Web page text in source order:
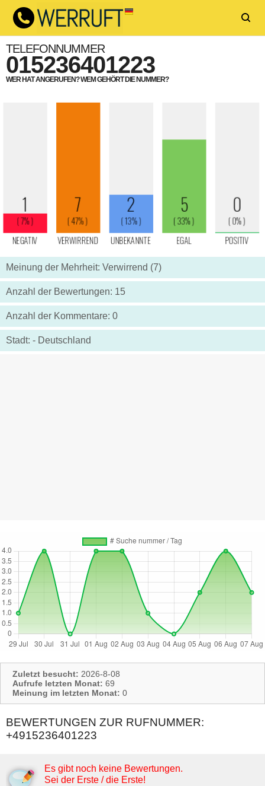
TELEFONNUMMER
015236401223
WER HAT ANGERUFEN? WEM GEHÖRT DIE NUMMER?
Meinung der Mehrheit: Verwirrend (7)
Anzahl der Bewertungen: 15
Anzahl der Kommentare: 0
Stadt: - Deutschland
Zuletzt besucht: 2026-8-08
Aufrufe letzten Monat: 69
Meinung im letzten Monat: 0
BEWERTUNGEN ZUR RUFNUMMER:
+4915236401223
Es gibt noch keine Bewertungen.
Sei der Erste / die Erste!